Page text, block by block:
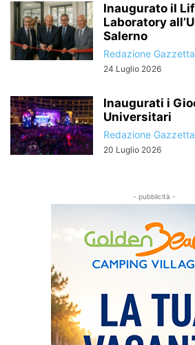
Inaugurato il
Laboratory
Salerno
Redazione
24 Luglio 2026
Inaugurati i
Universitari
Redazione
20 Luglio 2026
- pubblicità -